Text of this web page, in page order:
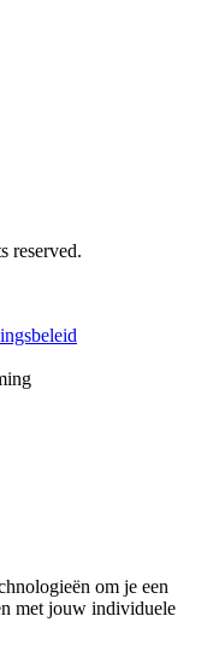
reserved.
om je een
met jouw individuele